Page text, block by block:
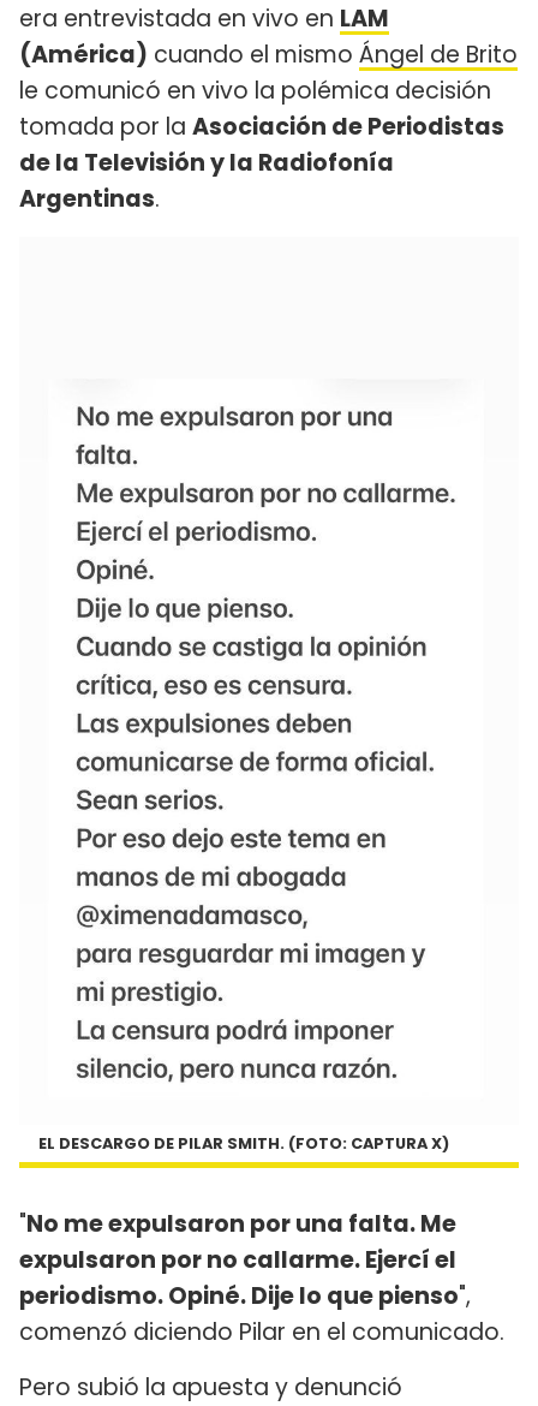
era entrevistada en vivo en LAM
(América) cuando el mismo Ángel de Brito
le comunicó en vivo la polémica decisión
tomada por la Asociación de Periodistas
de la Televisión y la Radiofonía
Argentinas.
EL DESCARGO DE PILAR SMITH. (FOTO: CAPTURA X)
"No me expulsaron por una falta. Me
expulsaron por no callarme. Ejercí el
periodismo. Opiné. Dije lo que pienso",
comenzó diciendo Pilar en el comunicado.
Pero subió la apuesta y denunció